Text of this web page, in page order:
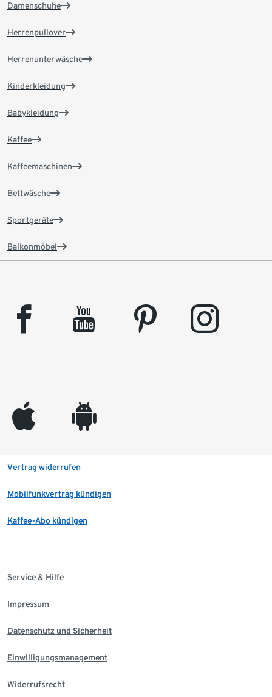
Damenschuhe
Herrenpullover
Herrenunterwäsche
Kinderkleidung
Babykleidung
Kaffee
Kaffeemaschinen
Bettwäsche
Sportgeräte
Balkonmöbel
facebook youtube pinterest instagram
appleinc android
Vertrag widerrufen
Mobilfunkvertrag kündigen
Kaffee-Abo kündigen
Service & Hilfe
Impressum
Datenschutz und Sicherheit
Einwilligungsmanagement
Widerrufsrecht